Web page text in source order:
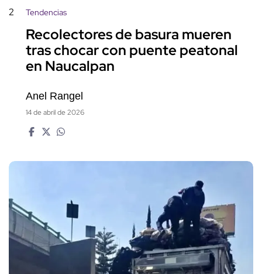
2 Tendencias
Recolectores de basura mueren
tras chocar con puente peatonal
en Naucalpan
Anel Rangel
14 de abril de 2026